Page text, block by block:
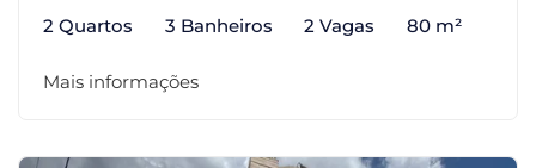
2 Quartos 3 Banheiros 2 Vagas 80 m²
Mais informações